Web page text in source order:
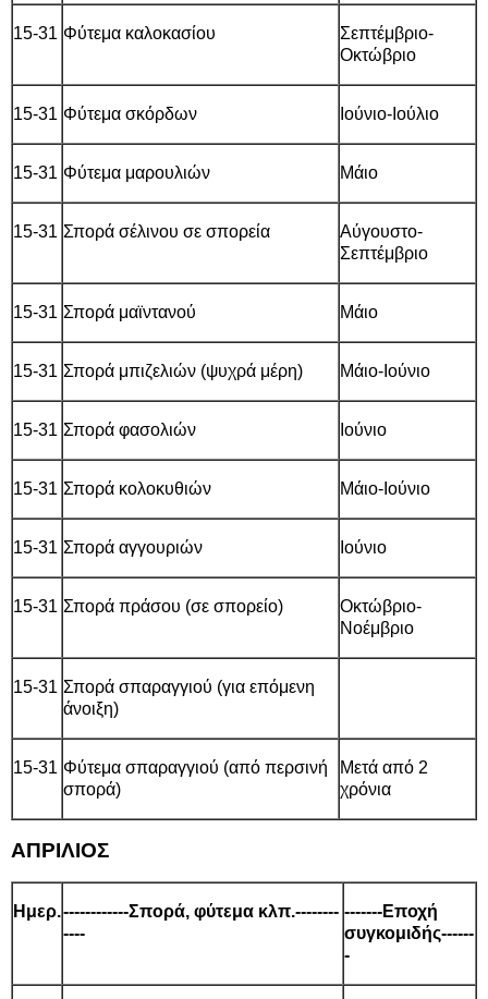
15-31 Φύτεμα καλοκασίου
Σεπτέμβριο-
Οκτώβριο
15-31 Φύτεμα σκόρδων Ιούνιο-Ιούλιο
15-31 Φύτεμα μαρουλιών Μάιο
15-31 Σπορά σέλινου σε σπορεία
Αύγουστο-
Σεπτέμβριο
15-31 Σπορά μαϊντανού Μάιο
15-31 Σπορά μπιζελιών (ψυχρά μέρη) Μάιο-Ιούνιο
15-31 Σπορά φασολιών Ιούνιο
15-31 Σπορά κολοκυθιών Μάιο-Ιούνιο
15-31 Σπορά αγγουριών Ιούνιο
15-31 Σπορά πράσου (σε σπορείο)
Οκτώβριο-
Νοέμβριο
15-31 Σπορά σπαραγγιού (για επόμενη
άνοιξη)
15-31 Φύτεμα σπαραγγιού (από περσινή
σπορά)
Μετά από 2
χρόνια
ΑΠΡΙΛΙΟΣ
Ημερ.------------Σπορά, φύτεμα κλπ.--------
----
-------Εποχή
συγκομιδής------
-